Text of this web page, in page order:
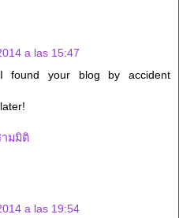
a las 15:47
found your blog by accident
มมิติ
a las 19:54